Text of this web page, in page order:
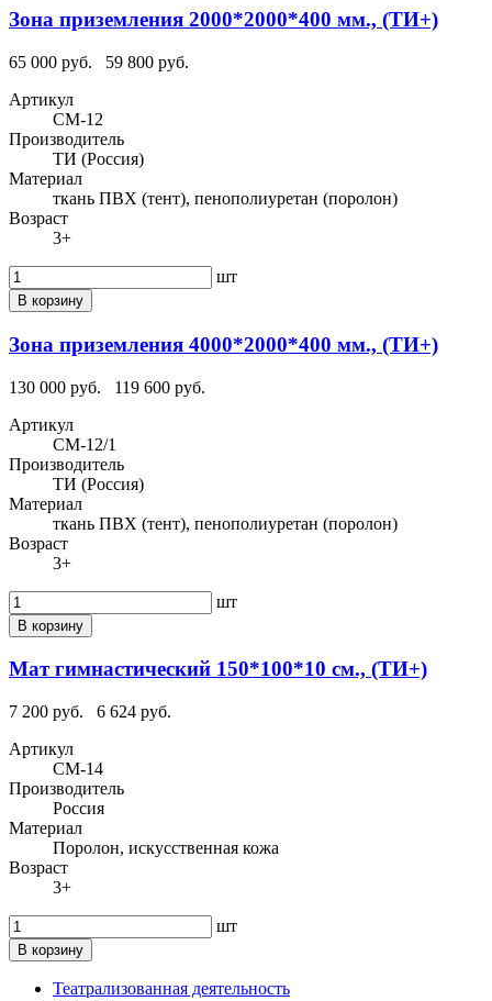
Зона приземления 2000*2000*400 мм., (ТИ+)
65 000 руб.
59 800 руб.
Артикул
СМ-12
Производитель
ТИ (Россия)
Материал
ткань ПВХ (тент), пенополиуретан (поролон)
Возраст
3+
шт
В корзину
Зона приземления 4000*2000*400 мм., (ТИ+)
130 000 руб.
119 600 руб.
Артикул
СМ-12/1
Производитель
ТИ (Россия)
Материал
ткань ПВХ (тент), пенополиуретан (поролон)
Возраст
3+
шт
В корзину
Мат гимнастический 150*100*10 см., (ТИ+)
7 200 руб.
6 624 руб.
Артикул
СМ-14
Производитель
Россия
Материал
Поролон, искусственная кожа
Возраст
3+
шт
В корзину
Театрализованная деятельность